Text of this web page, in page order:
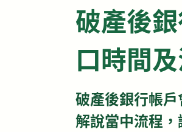
破產後
口時間
破產後銀行帳
解說當中流程